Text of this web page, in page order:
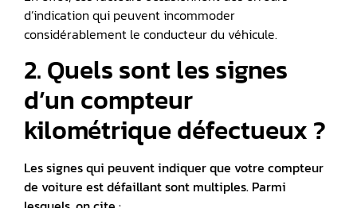
d’indication qui peuvent incommoder
considérablement le conducteur du véhicule.
2. Quels sont les signes
d’un compteur
kilométrique défectueux ?
Les signes qui peuvent indiquer que votre compteur
de voiture est défaillantsont multiples. Parmi